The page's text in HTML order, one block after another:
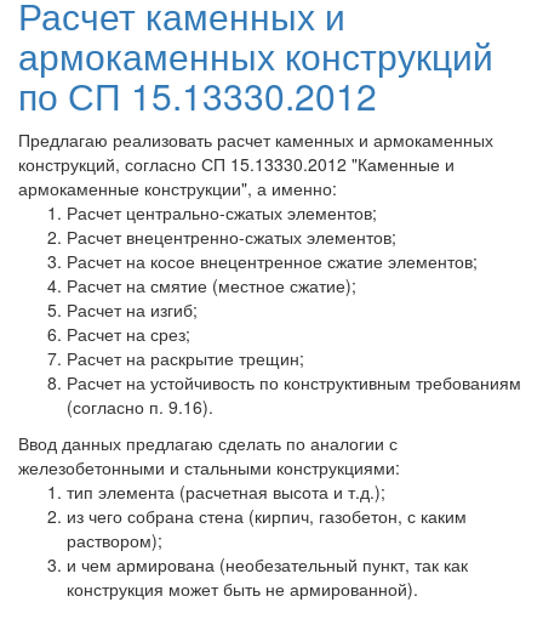
Расчет каменных и
армокаменных конструкций
по СП 15.13330.2012
Предлагаю реализовать расчет каменных и армокаменных
конструкций, согласно СП 15.13330.2012 "Каменные и
армокаменные конструкции", а именно:
Расчет центрально-сжатых элементов;
Расчет внецентренно-сжатых элементов;
Расчет на косое внецентренное сжатие элементов;
Расчет на смятие (местное сжатие);
Расчет на изгиб;
Расчет на срез;
Расчет на раскрытие трещин;
Расчет на устойчивость по конструктивным требованиям
(согласно п. 9.16).
Ввод данных предлагаю сделать по аналогии с
железобетонными и стальными конструкциями:
тип элемента (расчетная высота и т.д.);
из чего собрана стена (кирпич, газобетон, с каким
раствором);
и чем армирована (необезательный пункт, так как
конструкция может быть не армированной).